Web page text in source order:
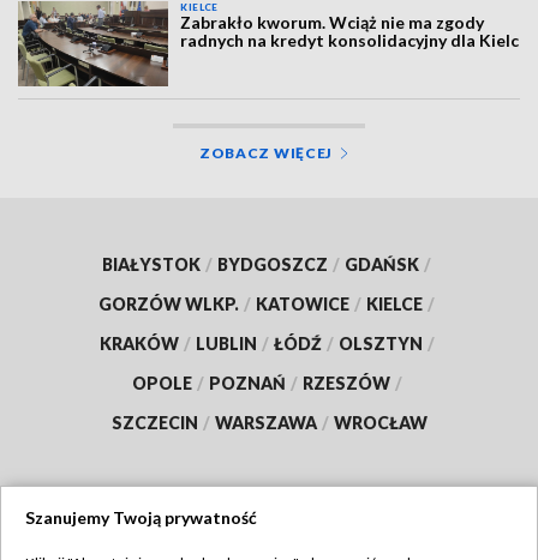
KIELCE
Zabrakło kworum. Wciąż nie ma zgody
radnych na kredyt konsolidacyjny dla Kielc
ZOBACZ WIĘCEJ
BIAŁYSTOK / BYDGOSZCZ / GDAŃSK /
GORZÓW WLKP. / KATOWICE / KIELCE /
KRAKÓW / LUBLIN / ŁÓDŹ / OLSZTYN /
OPOLE / POZNAŃ / RZESZÓW /
SZCZECIN / WARSZAWA / WROCŁAW
Szanujemy Twoją prywatność